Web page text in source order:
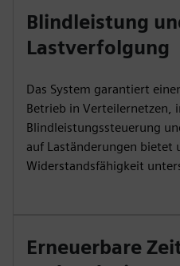
Blindleistung
Lastverfolgung
Das System garantiert
Betrieb in Verteilernetzen,
Blindleistungssteuerung
auf Laständerungen bietet
Widerstandsfähigkeit
Erneuerbare